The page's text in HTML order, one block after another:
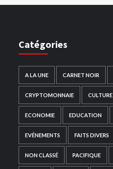
Catégories
A LA UNE CARNET NOIR
CRYPTOMONNAIE CULTURE
ECONOMIE EDUCATION
EVÉNEMENTS FAITS DIVERS
NON CLASSÉ PACIFIQUE